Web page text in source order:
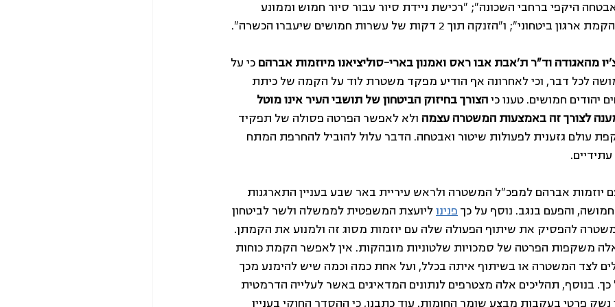
היקפי ברחבי השכונה"; "רכישת ניידת סיור עבור סיור חמוש וממונע
ו"הזנקה תוך 2 דקות של עשרות חמושים שיעברו הכשרה".
מהאגודה וד"ר ת'אבת אבו ראס ואמנון בארי-סוליציאנו מיוזמות אברהם כי על
לכל דבר, וכי לאחרונה אף הודיע מפקד משטרת לוד על הקמה של כיתת
יהודים חמושים. טענו כי הצורך בחיזוק הביטחון של תושבי העיר אינו מוטל
לצורך זה באמצעות המשטרה עצמה ולא לאפשר הפרטה פסולה של תפקיד
עולם גזענית לפעולות שיטור ואבטחה. הדבר עלול להוביל להחרפת המתח
יוזמות אברהם למפכ"ל המשטרה ולראש עיריית באר שבע בעניין התארגנות
והפעם בנגב. נוסף על כך פנינו ליועצת המשפטית לממשלה ולשר לביטחון
להפסיק את שיתוף הפעולה שלה עם יוזמות מסוג זה ולמנוע את הקמתן.
אלה משקפות הפרטה של סמכויות שלטוניות מובהקות. אין לאפשר הקמת כוחות
לצד המשטרה או בשיתוף איתה בכלל, ועל אחת כמה וכמה שיש להימנע מכך
כך. בנוסף, תהליכים אלה מצטרפים לנתונים המדאיגים באשר לעלייה הדרמטית
פרטי בעקבות מבצע שומר החומות. עוד כתבנו, כי ההסדר החוקי בעניין